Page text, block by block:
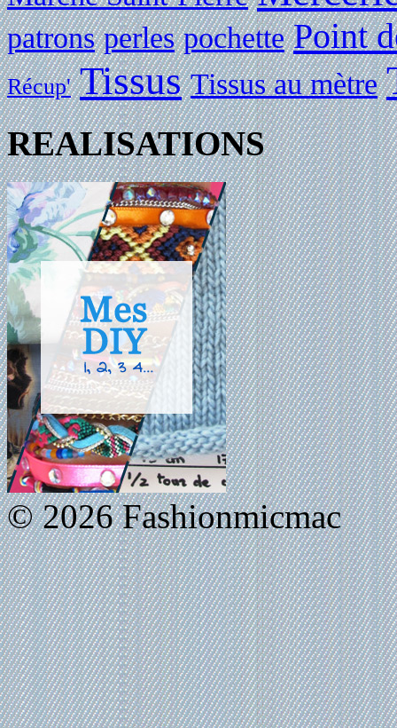
patrons perles pochette Point
Récup' Tissus Tissus au mètre
REALISATIONS
© 2026 Fashionmicmac